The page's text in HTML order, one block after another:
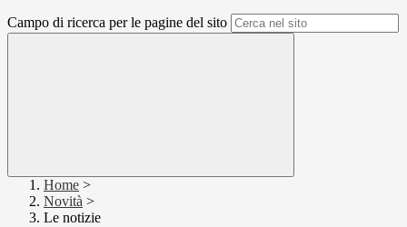
Campo di ricerca per le pagine del sito
Home >
Novità >
Le notizie